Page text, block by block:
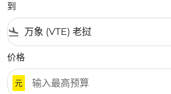
到
flight_land
价格
元